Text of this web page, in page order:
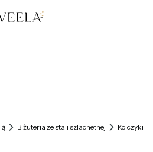
0. Zobacz szczegóły
Biżuteria ze stali szlachetnej Kolczyki